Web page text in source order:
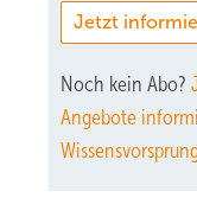
Jetzt
Noch kein Abo?
Angebote